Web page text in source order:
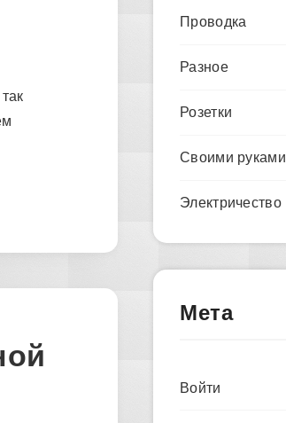
Проводка
Разное
Розетки
Своими руками
Электричество
Мета
Войти